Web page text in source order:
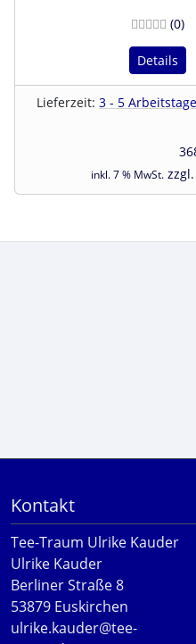
(0)
Details
Lieferzeit: 3 - 5 Arbeitstage
inkl. 7 % MwSt. zzgl.
Kontakt
Tee-Traum Ulrike Kauder
Ulrike Kauder
Berliner Straße 8
53879 Euskirchen
ulrike.kauder@tee-